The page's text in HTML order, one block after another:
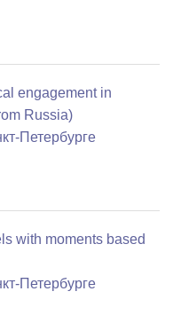
engagement in
Russia)
Петербурге
with moments based
Петербурге